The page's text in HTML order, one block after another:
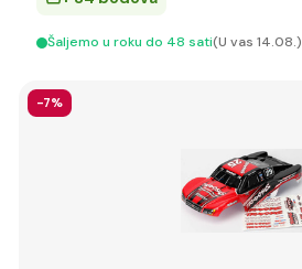
Šaljemo u roku do 48 sati(U vas 14.08.)
-7%